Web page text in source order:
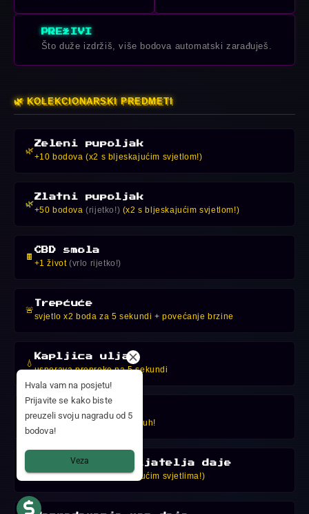
⏱️
PREŽIVI
Što duže izdržiš, više bodova automatski zarađuješ.
🌿 KOLEKCIONARSKI PREDMETI
🌿
Zeleni pupoljak
+10 bodova (x2 s bljeskajućim svjetlom!)
🌿
Zlatni pupoljak
+50 bodova(rijetko!) (x2 s bljeskajućim svjetlom!)
🍫
CBD smola
+1 život(vrlo rijetko!)
🚨
Trepćuće
svjetlo x2 boda za 5 sekundi + povećanje brzine
💧
Kapljica ulja
usporava prepreke na 5 sekundi
☁️
Invincible 3s — postaješ duh!
👊
Smanjenje neprijatelja daje
+25 bodova (x2 s bljeskajućim svjetlima!)
Hvala vam na posjetu!
Prijavite se kako biste
preuzeli svoju nagradu od 5
bodova!
Veza